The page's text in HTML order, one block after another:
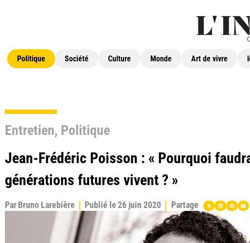
Politique Société Culture Monde Art de vivre
Entretien, Politique
Jean-Frédéric Poisson : « Pourquoi
générations futures vivent ? »
ParBruno Larebière Publié le 26 juin 2020 Partage